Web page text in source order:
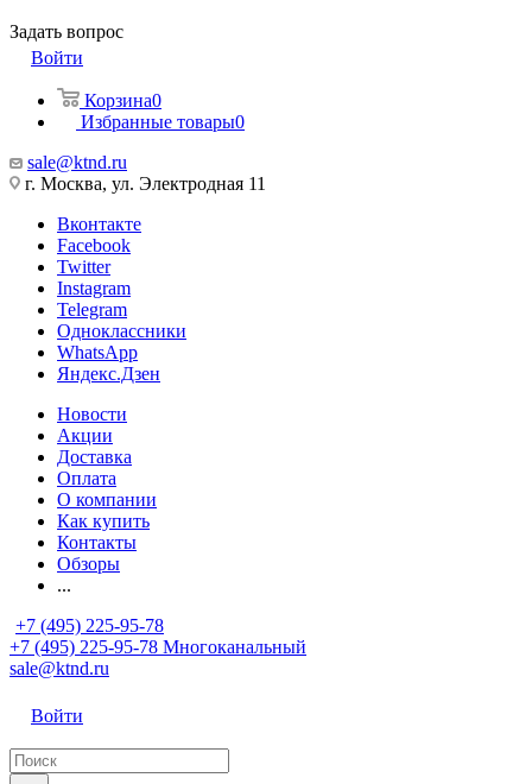
Задать вопрос
Войти
Корзина0
Избранные товары0
sale@ktnd.ru
г. Москва, ул. Электродная 11
Вконтакте
Facebook
Twitter
Instagram
Telegram
Одноклассники
WhatsApp
Яндекс.Дзен
Новости
Акции
Доставка
Оплата
О компании
Как купить
Контакты
Обзоры
...
+7 (495) 225-95-78
+7 (495) 225-95-78 Многоканальный
sale@ktnd.ru
Войти